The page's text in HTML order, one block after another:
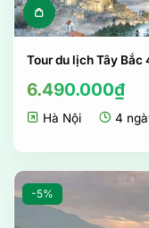
Tour du lịch Tây Bắc
6.490.000₫
Hà Nội 4
-5%